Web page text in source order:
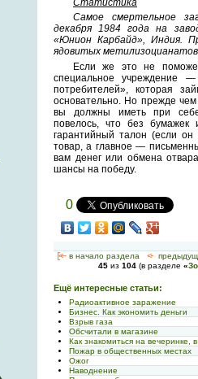
Самое смертельное
декабря 1984 года на
«Юнион Карбайд», Индия.
ядовитых
Если же это не
специальное учреждение
потребителей», которая
основательно. Но прежде
вы должны иметь при
повелось, что без бумажек
гарантийный талон (если
товар, а главное —
вам денег или обмена
шансы на победу.
0
[<— в начало раздела <-
45 из 104 (в разделе «
Ещё интересные статьи:
Радиоактивное заражение
Бизнес. Как экономить деньги
Взрыв газа
Обсчитали в магазине
Как знакомиться на вечеринке,
Пожар в общественных местах
Ожог
Наводнение